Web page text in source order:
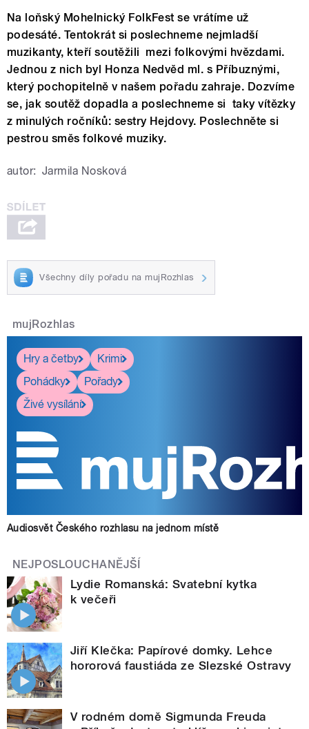
Na loňský Mohelnický FolkFest se vrátíme už
podesáté. Tentokrát si poslechneme nejmladší
muzikanty, kteří soutěžili mezi folkovými hvězdami.
Jednou z nich byl Honza Nedvěd ml. s Příbuznými,
který pochopitelně v našem pořadu zahraje. Dozvíme
se, jak soutěž dopadla a poslechneme si taky vítězky
z minulých ročníků: sestry Hejdovy. Poslechněte si
pestrou směs folkové muziky.
autor: Jarmila Nosková
Všechny díly pořadu na mujRozhlas
mujRozhlas
Hry a četby
Krimi
Pohádky
Pořady
Živé vysílání
Audiosvět Českého rozhlasu na jednom místě
NEJPOSLOUCHANĚJŠÍ
Lydie Romanská: Svatební kytka
k večeři
Jiří Klečka: Papírové domky. Lehce
hororová faustiáda ze Slezské Ostravy
V rodném domě Sigmunda Freuda